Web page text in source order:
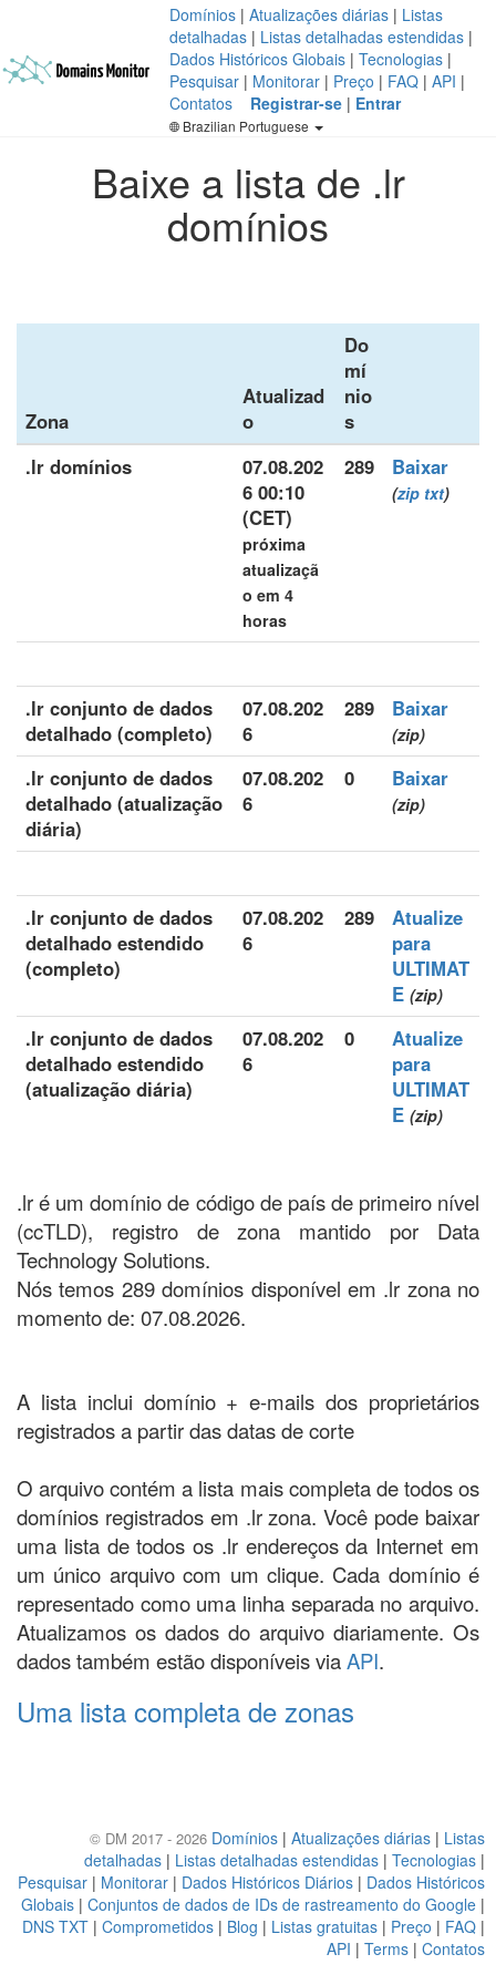
Domínios | Atualizações diárias | Listas
detalhadas | Listas detalhadas estendidas |
Dados Históricos Globais | Tecnologias |
Pesquisar | Monitorar | Preço | FAQ | API |
Contatos
Registrar-se | Entrar
Brazilian Portuguese
Baixe a lista de .lr
domínios
Zona
Atualizad
o
Do
mí
nio
s
.lr domínios
07.08.202
6 00:10
(CET)
próxima
atualizaçã
o em 4
horas
289 Baixar
(zip txt)
.lr conjunto de dados
detalhado (completo)
07.08.202
6
289 Baixar
(zip)
.lr conjunto de dados
detalhado (atualização
diária)
07.08.202
6
0 Baixar
(zip)
.lr conjunto de dados
detalhado estendido
(completo)
07.08.202
6
289
Atualize
para
ULTIMAT
E (zip)
.lr conjunto de dados
detalhado estendido
(atualização diária)
07.08.202
6
0
Atualize
para
ULTIMAT
E (zip)
.lr é um domínio de código de país de primeiro nível
(ccTLD), registro de zona mantido por Data
Technology Solutions.
Nós temos 289 domínios disponível em .lr zona no
momento de: 07.08.2026.
A lista inclui domínio + e-mails dos proprietários
registrados a partir das datas de corte
O arquivo contém a lista mais completa de todos os
domínios registrados em .lr zona. Você pode baixar
uma lista de todos os .lr endereços da Internet em
um único arquivo com um clique. Cada domínio é
representado como uma linha separada no arquivo.
Atualizamos os dados do arquivo diariamente. Os
dados também estão disponíveis viaAPI.
Uma lista completa de zonas
© DM 2017 - 2026 Domínios | Atualizações diárias | Listas
detalhadas | Listas detalhadas estendidas | Tecnologias |
Pesquisar | Monitorar | Dados Históricos Diários | Dados Históricos
Globais | Conjuntos de dados de IDs de rastreamento do Google |
DNS TXT | Comprometidos | Blog | Listas gratuitas | Preço | FAQ |
API | Terms | Contatos